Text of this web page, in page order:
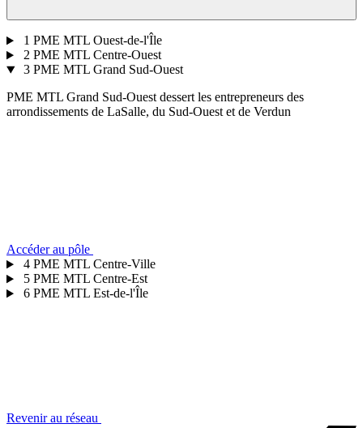
1 PME MTL Ouest-de-l'Île
2 PME MTL Centre-Ouest
3 PME MTL Grand Sud-Ouest
PME MTL Grand Sud-Ouest dessert les entrepreneurs des
arrondissements de LaSalle, du Sud-Ouest et de Verdun
Accéder au pôle
4 PME MTL Centre-Ville
5 PME MTL Centre-Est
6 PME MTL Est-de-l'Île
Revenir au réseau